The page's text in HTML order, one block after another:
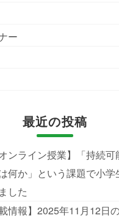
ー
最近の投稿
ンライン授業】「持続可
何か」という課題で小学
した
情報】2025年11月12日